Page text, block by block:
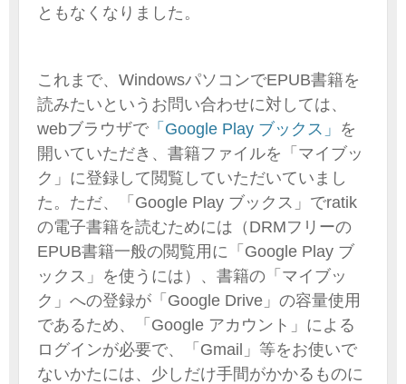
ともなくなりました。
これまで、WindowsパソコンでEPUB書籍を
読みたいというお問い合わせに対しては、
webブラウザで 「Google Play ブックス」 を
開いていただき、書籍ファイルを「マイブッ
ク」に登録して閲覧していただいていまし
た。ただ、「Google Play ブックス」でratik
の電子書籍を読むためには（DRMフリーの
EPUB書籍一般の閲覧用に「Google Play ブ
ックス」を使うには）、書籍の「マイブッ
ク」への登録が「Google Drive」の容量使用
であるため、「Google アカウント」による
ログインが必要で、「Gmail」等をお使いで
ないかたには、少しだけ手間がかかるものに